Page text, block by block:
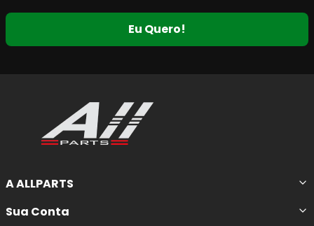
Eu Quero!
A ALLPARTS
Sua Conta